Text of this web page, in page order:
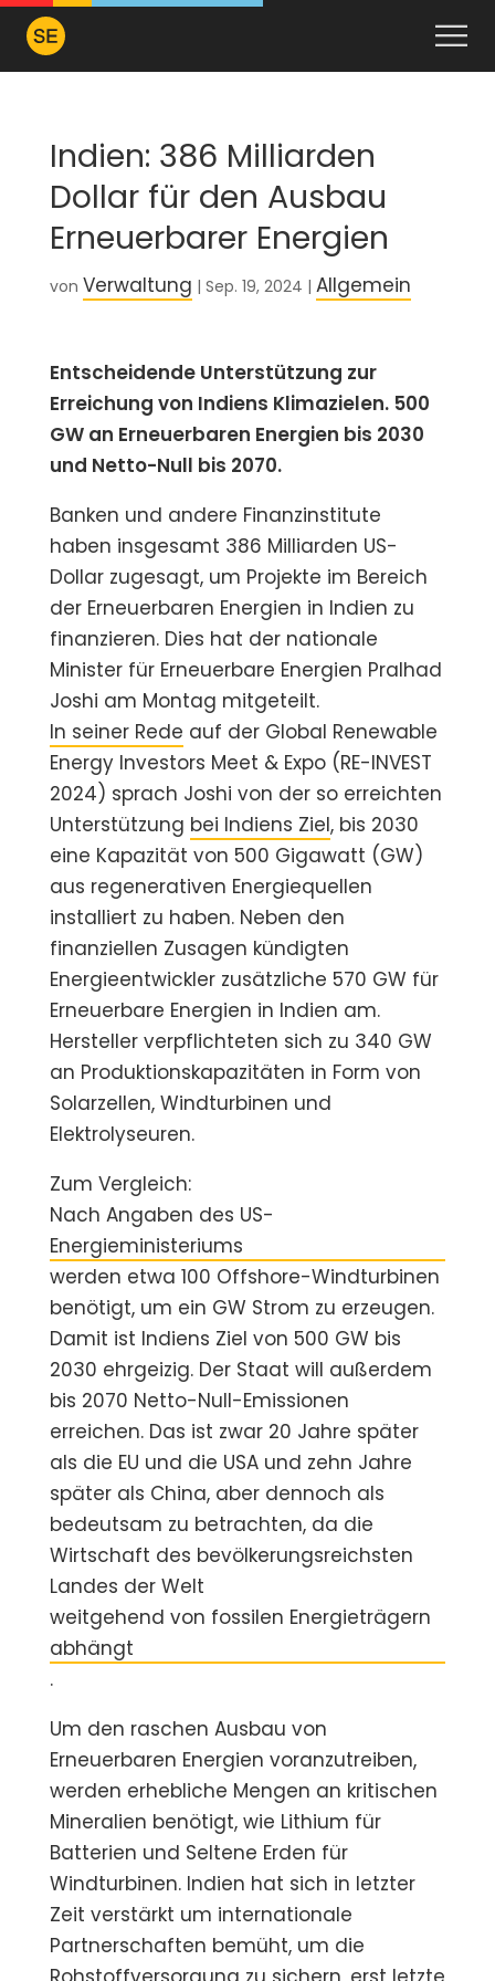
Indien: 386 Milliarden
Dollar für den Ausbau
Erneuerbarer Energien
von Verwaltung | Sep. 19, 2024 | Allgemein
Entscheidende Unterstützung zur
Erreichung von Indiens Klimazielen. 500
GW an Erneuerbaren Energien bis 2030
und Netto-Null bis 2070.
Banken und andere Finanzinstitute
haben insgesamt 386 Milliarden US-
Dollar zugesagt, um Projekte im Bereich
der Erneuerbaren Energien in Indien zu
finanzieren. Dies hat der nationale
Minister für Erneuerbare Energien Pralhad
Joshi am Montag mitgeteilt.
In seiner Rede auf der Global Renewable
Energy Investors Meet & Expo (RE-INVEST
2024) sprach Joshi von der so erreichten
Unterstützung bei Indiens Ziel, bis 2030
eine Kapazität von 500 Gigawatt (GW)
aus regenerativen Energiequellen
installiert zu haben. Neben den
finanziellen Zusagen kündigten
Energieentwickler zusätzliche 570 GW für
Erneuerbare Energien in Indien am.
Hersteller verpflichteten sich zu 340 GW
an Produktionskapazitäten in Form von
Solarzellen, Windturbinen und
Elektrolyseuren.
Zum Vergleich:
Nach Angaben des US-
Energieministeriums
werden etwa 100 Offshore-Windturbinen
benötigt, um ein GW Strom zu erzeugen.
Damit ist Indiens Ziel von 500 GW bis
2030 ehrgeizig. Der Staat will außerdem
bis 2070 Netto-Null-Emissionen
erreichen. Das ist zwar 20 Jahre später
als die EU und die USA und zehn Jahre
später als China, aber dennoch als
bedeutsam zu betrachten, da die
Wirtschaft des bevölkerungsreichsten
Landes der Welt
weitgehend von fossilen Energieträgern
abhängt
.
Um den raschen Ausbau von
Erneuerbaren Energien voranzutreiben,
werden erhebliche Mengen an kritischen
Mineralien benötigt, wie Lithium für
Batterien und Seltene Erden für
Windturbinen. Indien hat sich in letzter
Zeit verstärkt um internationale
Partnerschaften bemüht, um die